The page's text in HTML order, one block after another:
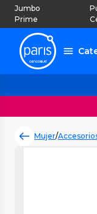
Jumbo
Prime
Mujer/